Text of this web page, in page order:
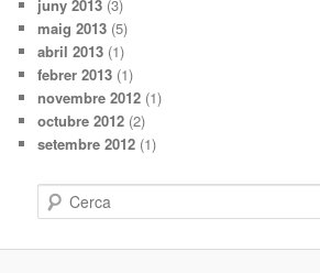
juny 2013 (3)
maig 2013 (5)
abril 2013 (1)
febrer 2013 (1)
novembre 2012 (1)
octubre 2012 (2)
setembre 2012 (1)
e